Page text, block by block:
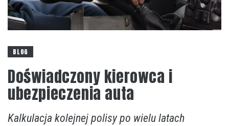
BLOG
Doświadczony kierowca i
ubezpieczenia auta
Kalkulacja kolejnej polisy po wielu latach